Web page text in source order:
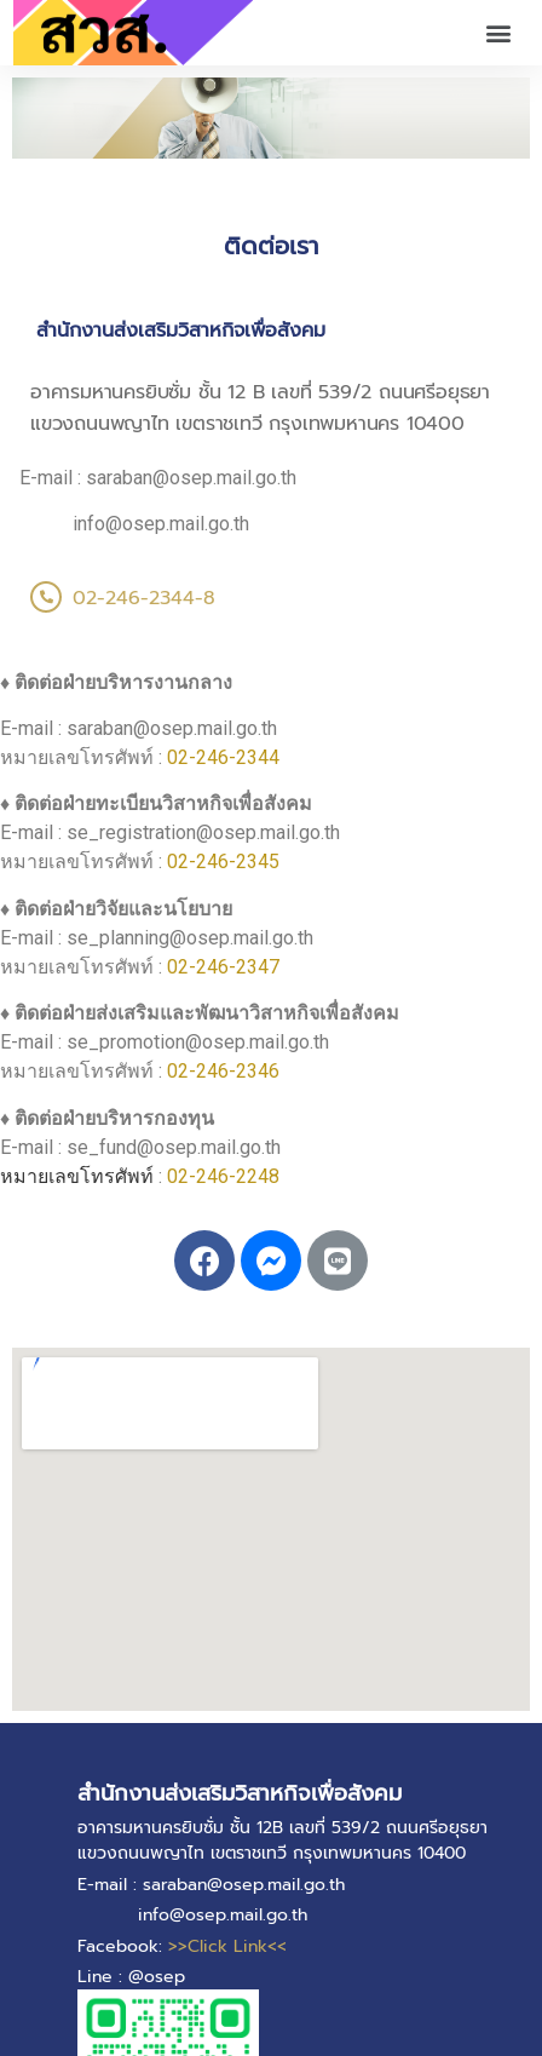
ติดต่อเรา
สำนักงานส่งเสริมวิสาหกิจเพื่อสังคม
อาคารมหานครยิบซั่ม ชั้น 12 B เลขที่ 539/2 ถนนศรีอยุธยา
แขวงถนนพญาไท เขตราชเทวี กรุงเทพมหานคร 10400
E-mail : saraban@osep.mail.go.th
info@osep.mail.go.th
02-246-2344-8
♦ ติดต่อฝ่ายบริหารงานกลาง
E-mail : saraban@osep.mail.go.th
หมายเลขโทรศัพท์ : 02-246-2344
♦ ติดต่อฝ่ายทะเบียนวิสาหกิจเพื่อสังคม
E-mail : se_registration@osep.mail.go.th
หมายเลขโทรศัพท์ : 02-246-2345
♦ ติดต่อฝ่ายวิจัยและนโยบาย
E-mail : se_planning@osep.mail.go.th
หมายเลขโทรศัพท์ : 02-246-2347
♦ ติดต่อฝ่ายส่งเสริมและพัฒนาวิสาหกิจเพื่อสังคม
E-mail : se_promotion@osep.mail.go.th
หมายเลขโทรศัพท์ : 02-246-2346
♦ ติดต่อฝ่ายบริหารกองทุน
E-mail : se_fund@osep.mail.go.th
หมายเลขโทรศัพท์ : 02-246-2248
สำนักงานส่งเสริมวิสาหกิจเพื่อสังคม
อาคารมหานครยิบซั่ม ชั้น 12B เลขที่ 539/2 ถนนศรีอยุธยา
แขวงถนนพญาไท เขตราชเทวี กรุงเทพมหานคร 10400
E-mail : saraban@osep.mail.go.th
info@osep.mail.go.th
Facebook: >>Click Link<<
Line : @osep